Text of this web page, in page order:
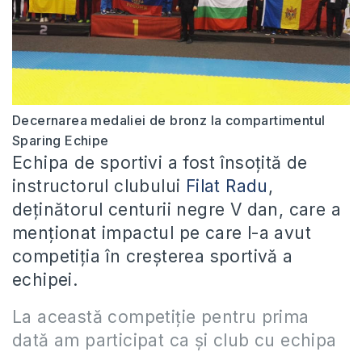
Decernarea medaliei de bronz la compartimentul
Sparing Echipe
Echipa de sportivi a fost însoțită de
instructorul clubului Filat Radu ,
deținătorul centurii negre V dan, care a
menționat impactul pe care l-a avut
competiția în creșterea sportivă a
echipei.
La această competiție pentru prima
dată am participat ca și club cu echipa